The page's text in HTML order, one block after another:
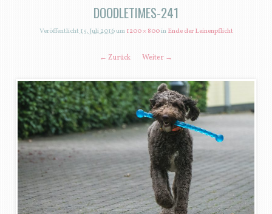
DOODLETIMES-241
Veröffentlicht15. Juli 2016um1200 × 800inEnde der Leinenpflicht
← Zurück Weiter →